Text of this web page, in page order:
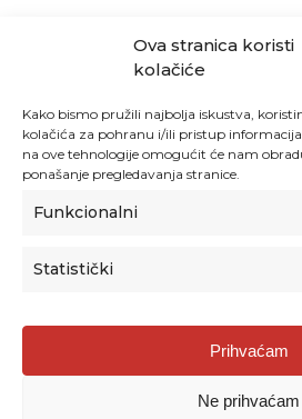
Ova stranica koristi
kolačiće
Kako bismo pružili najbolja iskustva,
kolačića za pohranu i/ili pristup
na ove tehnologije omogućit će nam
ponašanje pregledavanja stranice.
Funkcionalni
Statistički
Prihvaćam
Ne prihvaćam
Agencija za odgoj i obrazovanje
Donje Svetice 38, 10000 Zagreb
1778129